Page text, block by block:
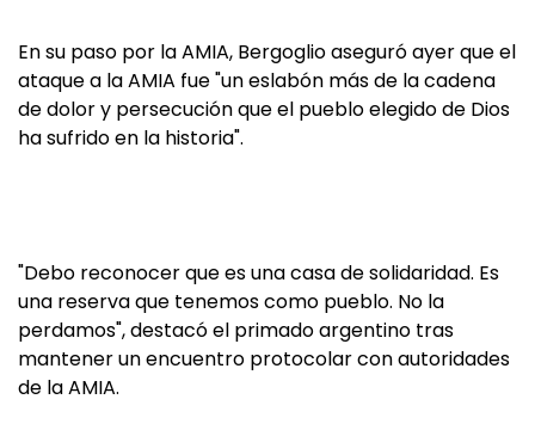
En su paso por la AMIA, Bergoglio aseguró ayer que el
ataque a la AMIA fue "un eslabón más de la cadena
de dolor y persecución que el pueblo elegido de Dios
ha sufrido en la historia".
"Debo reconocer que es una casa de solidaridad. Es
una reserva que tenemos como pueblo. No la
perdamos", destacó el primado argentino tras
mantener un encuentro protocolar con autoridades
de la AMIA.